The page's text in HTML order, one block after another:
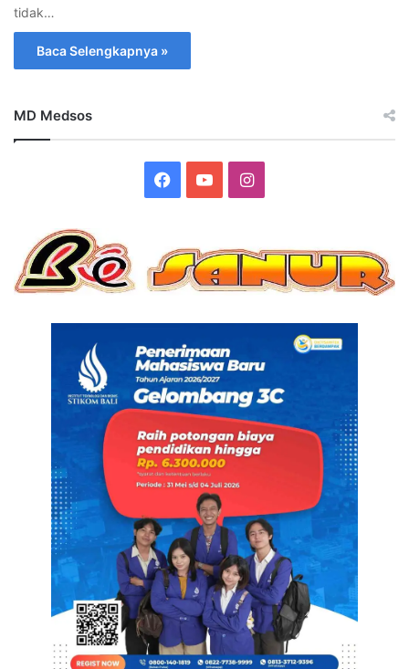
tidak…
Baca Selengkapnya »
MD Medsos
Facebook
YouTubeInstagram